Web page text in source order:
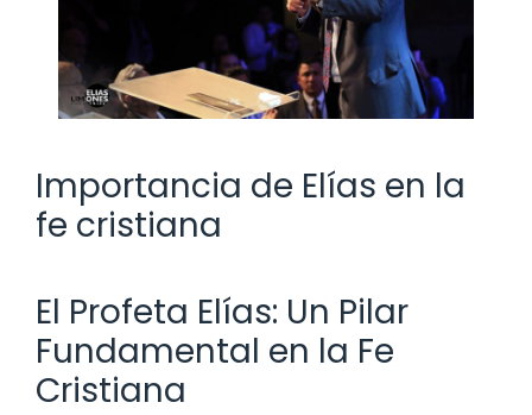
Importancia de Elías en la
fe cristiana
El Profeta Elías: Un Pilar
Fundamental en la Fe
Cristiana